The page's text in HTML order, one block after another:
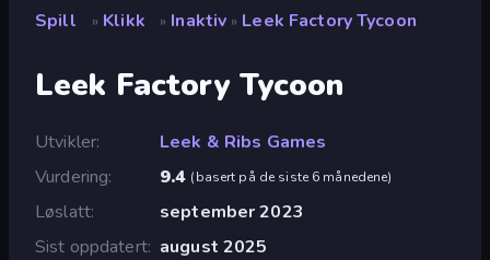
Spill » Klikk » Inaktiv » Leek Factory Tycoon
Leek Factory Tycoon
Utvikler
Leek & Ribs Games
Vurdering
9.4 (basert på de siste 6 månedene)
Løslatt
september 2023
Sist oppdatert august 2025